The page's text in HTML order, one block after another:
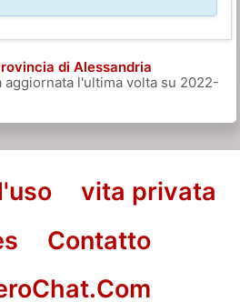
di Alessandria
aggiornata l'ultima volta su 2022-
vita privata
Contatto